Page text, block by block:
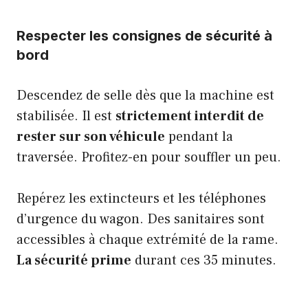
Respecter les consignes de sécurité à
bord
Descendez de selle dès que la machine est
stabilisée. Il est strictement interdit de
rester sur son véhicule pendant la
traversée. Profitez-en pour souffler un peu.
Repérez les extincteurs et les téléphones
d’urgence du wagon. Des sanitaires sont
accessibles à chaque extrémité de la rame.
La sécurité prime durant ces 35 minutes.